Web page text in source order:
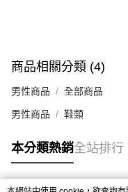
商品相關分類 (4)
男性商品 全部商品
男性商品 鞋類
本分類熱銷全站排行